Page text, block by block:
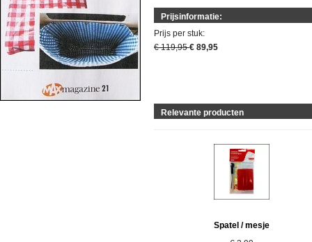
Prijsinformatie:
Prijs per stuk:
€ 119,95€ 89,95
Relevante producten
Spatel / mesje